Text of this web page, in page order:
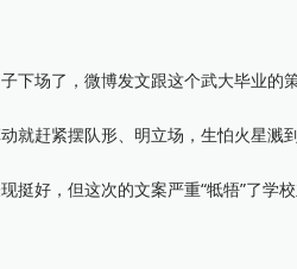
场了，微博发文跟这个武大毕业的策
赶紧摆队形、明立场，生怕火星溅到
好，但这次的文案严重“牴牾”了学校